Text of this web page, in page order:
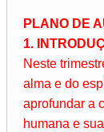
PLANO DE
1.
Neste
alma e do
aprofundar a
humana e